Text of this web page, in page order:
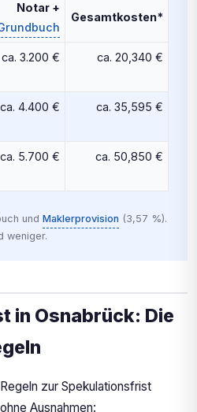
Notar +
Gesamtkosten*
ca. 3.200 € ca. 20,340 €
ca. 4.400 € ca. 35,595 €
ca. 5.700 € ca. 50,850 €
und Maklerprovision (3,57 %).
weniger.
in Osnabrück: Die
zur Spekulationsfrist
Ausnahmen: